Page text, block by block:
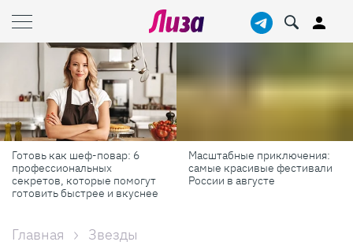
Готовь как шеф-повар: 6
профессиональных
секретов, которые помогут
готовить быстрее и вкуснее
Масштабные приключения:
самые красивые фестивали
России в августе
Главная Звезды